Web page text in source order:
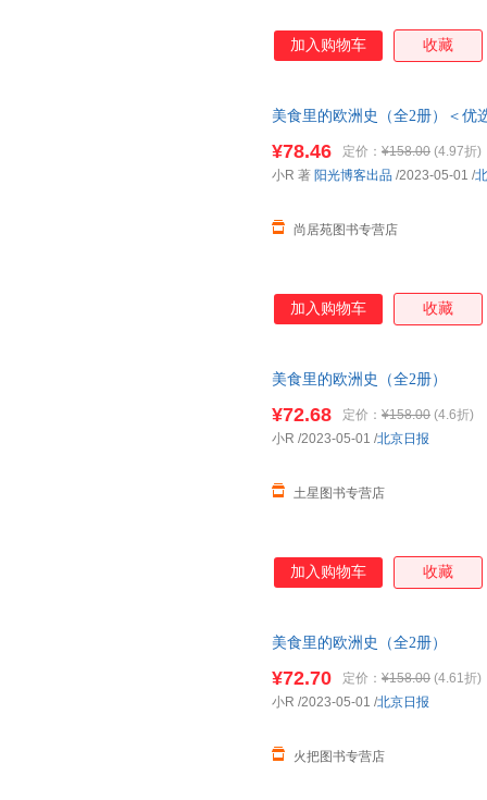
加入购物车 收藏
美食里的欧洲史（全2册）＜优
¥78.46 定价： ¥158.00 (4.97折)
尚居苑图书专营店
小R 著 阳光博客出品 /2023-05-01 /
加入购物车 收藏
美食里的欧洲史（全2册）
¥72.68 定价： ¥158.00 (4.6折)
土星图书专营店
小R /2023-05-01 /北京日报
加入购物车 收藏
美食里的欧洲史（全2册）
¥72.70 定价： ¥158.00 (4.61折)
火把图书专营店
小R /2023-05-01 /北京日报